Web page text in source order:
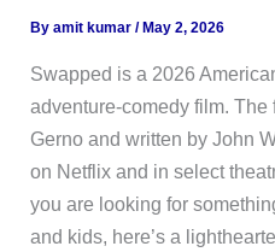
Byamit kumar/ May 2, 2026
Swapped is a 2026
adventure-comedy film.
Gerno and written by John
on Netflix and in select
you are looking for
and kids, here’s a